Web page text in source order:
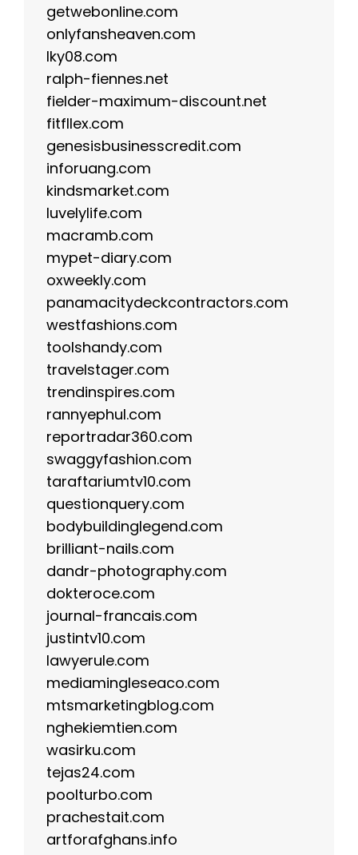
getwebonline.com
onlyfansheaven.com
lky08.com
ralph-fiennes.net
fielder-maximum-discount.net
fitfllex.com
genesisbusinesscredit.com
inforuang.com
kindsmarket.com
luvelylife.com
macramb.com
mypet-diary.com
oxweekly.com
panamacitydeckcontractors.com
westfashions.com
toolshandy.com
travelstager.com
trendinspires.com
rannyephul.com
reportradar360.com
swaggyfashion.com
taraftariumtv10.com
questionquery.com
bodybuildinglegend.com
brilliant-nails.com
dandr-photography.com
dokteroce.com
journal-francais.com
justintv10.com
lawyerule.com
mediamingleseaco.com
mtsmarketingblog.com
nghekiemtien.com
wasirku.com
tejas24.com
poolturbo.com
prachestait.com
artforafghans.info